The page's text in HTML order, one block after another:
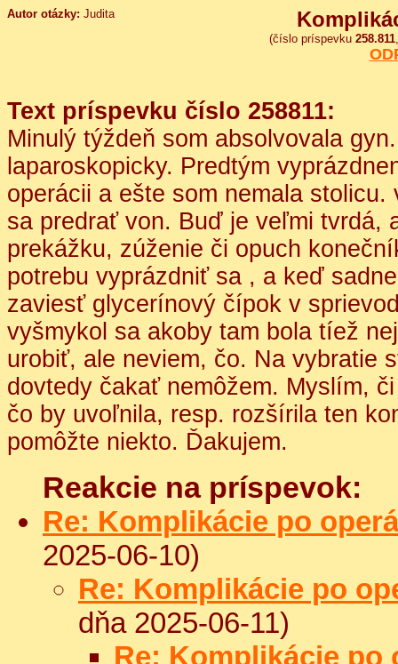
Autor otázky: Judita
(číslo príspevku 258.811
Text príspevku číslo 258811:
Minulý týždeň som absolvovala
laparoskopicky. Predtým
operácii a ešte som nemala
sa predrať von. Buď je veľmi tvrdá,
prekážku, zúženie či opuch
potrebu vyprázdniť sa , a keď
zaviesť glycerínový čípok v
vyšmykol sa akoby tam bola tíež
urobiť, ale neviem, čo. Na vybratie
dovtedy čakať nemôžem. Myslím,
čo by uvoľnila, resp. rozšírila ten
pomôžte niekto. Ďakujem.
Reakcie na príspevok:
Re: Komplikácie po
2025-06-10)
Re: Komplikácie po
dňa 2025-06-11)
Re: Komplikácie po